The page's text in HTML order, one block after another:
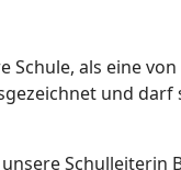
Schule, als eine
und darf
Schulleiterin